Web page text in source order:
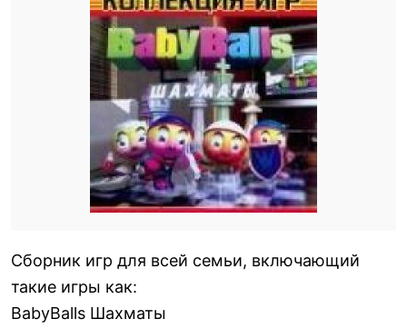
Сборник игр для всей семьи, включающий
такие игры как:
BabyBalls Шахматы